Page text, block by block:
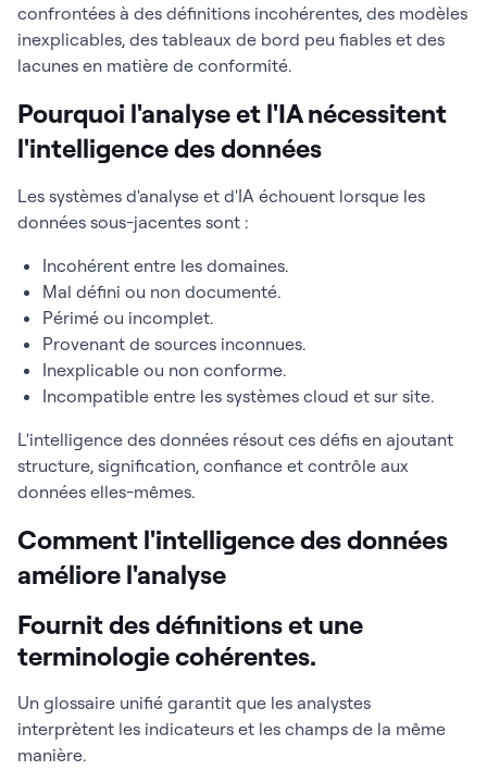
confrontées à des définitions incohérentes, des modèles
inexplicables, des tableaux de bord peu fiables et des
lacunes en matière de conformité.
Pourquoi l'analyse et l'IA nécessitent
l'intelligence des données
Les systèmes d'analyse et d'IA échouent lorsque les
données sous-jacentes sont :
Incohérent entre les domaines.
Mal défini ou non documenté.
Périmé ou incomplet.
Provenant de sources inconnues.
Inexplicable ou non conforme.
Incompatible entre les systèmes cloud et sur site.
L'intelligence des données résout ces défis en ajoutant
structure, signification, confiance et contrôle aux
données elles-mêmes.
Comment l'intelligence des données
améliore l'analyse
Fournit des définitions et une
terminologie cohérentes.
Un glossaire unifié garantit que les analystes
interprètent les indicateurs et les champs de la même
manière.